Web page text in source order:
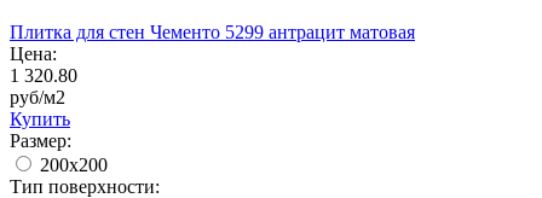
Плитка для стен Чементо 5299 антрацит матовая
Цена:
1 320.80
руб/м2
Купить
Размер:
200x200
Тип поверхности: